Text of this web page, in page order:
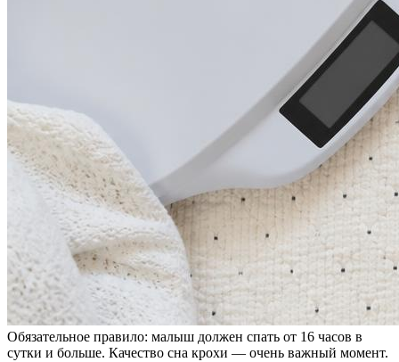
Обязательное правило: малыш должен спать от 16 часов в
сутки и больше. Качество сна крохи — очень важный момент.